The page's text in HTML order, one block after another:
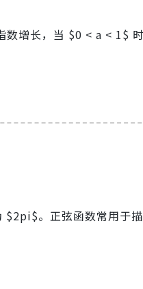
增长，当 $0 < a < 1$
。正弦函数常用于